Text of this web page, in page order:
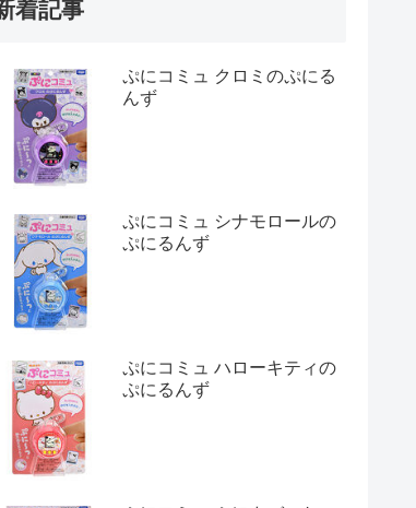
着記事
ぷにコミュ クロミのぷにる
んず
ぷにコミュ シナモロールの
ぷにるんず
ぷにコミュ ハローキティの
ぷにるんず